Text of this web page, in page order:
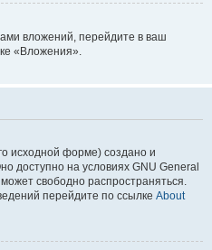
вложений, перейдите в ваш
«Вложения».
исходной форме) создано и
доступно на условиях GNU General
свободно распространяться.
перейдите по ссылке About